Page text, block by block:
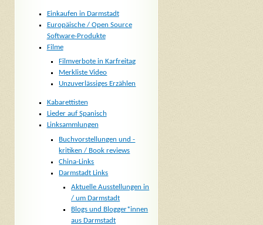
Einkaufen in Darmstadt
Europäische / Open Source
Software-Produkte
Filme
Filmverbote in Karfreitag
Merkliste Video
Unzuverlässiges Erzählen
Kabarettisten
Lieder auf Spanisch
Linksammlungen
Buchvorstellungen und -
kritiken / Book reviews
China-Links
Darmstadt Links
Aktuelle Ausstellungen in
/ um Darmstadt
Blogs und Blogger*innen
aus Darmstadt